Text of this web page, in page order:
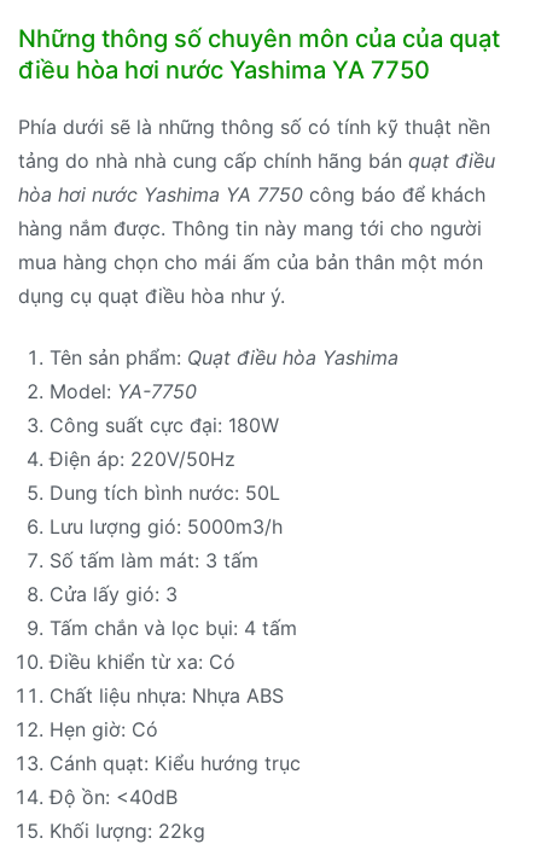
Những thông số chuyên môn của của quạt
điều hòa hơi nước Yashima YA 7750
Phía dưới sẽ là những thông số có tính kỹ thuật nền
tảng do nhà nhà cung cấp chính hãng bán quạt điều
hòa hơi nước Yashima YA 7750 công báo để khách
hàng nắm được. Thông tin này mang tới cho người
mua hàng chọn cho mái ấm của bản thân một món
dụng cụ quạt điều hòa như ý.
Tên sản phẩm: Quạt điều hòa Yashima
Model: YA-7750
Công suất cực đại: 180W
Điện áp: 220V/50Hz
Dung tích bình nước: 50L
Lưu lượng gió: 5000m3/h
Số tấm làm mát: 3 tấm
Cửa lấy gió: 3
Tấm chắn và lọc bụi: 4 tấm
Điều khiển từ xa: Có
Chất liệu nhựa: Nhựa ABS
Hẹn giờ: Có
Cánh quạt: Kiểu hướng trục
Độ ồn: <40dB
Khối lượng: 22kg